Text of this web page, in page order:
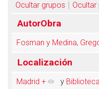
Ocultar grupos
AutorObra
Fosman y Medina,
Localización
Madrid + y